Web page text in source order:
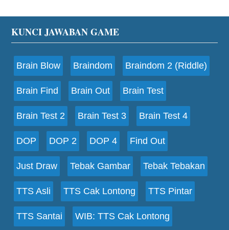
Footer
KUNCI JAWABAN GAME
Brain Blow Braindom Braindom 2 (Riddle)
Brain Find Brain Out Brain Test
Brain Test 2 Brain Test 3 Brain Test 4
DOP DOP 2 DOP 4 Find Out
Just Draw Tebak Gambar Tebak Tebakan
TTS Asli TTS Cak Lontong TTS Pintar
TTS Santai WIB: TTS Cak Lontong